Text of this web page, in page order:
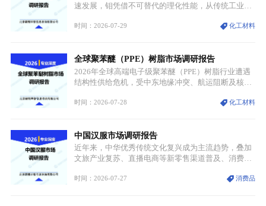
速发展，钼凭借不可替代的理化性能，从传统工业金
需格局重构、价值体系重估的新阶段。钼是典型难熔
贯穿传统工业、高端制造、军工、新能源等多个核心
产业，成为现代工业体系中不可或缺的基础材料。
时间：2026-07-29 化工材料
全球聚苯醚（PPE）树脂市场调研报告
2026年全球高端电子级聚苯醚（PPE）树脂行业遭遇
结构性供给危机，受中东地缘冲突、航运阻断及核心
停产，行业长期维持寡头垄断的供应链格局彻底瓦
价无市”的供给真空，并沿高频覆铜板、PCB电路板向
AI服务器、5G基站等高端电子终端持续传导，全产业
链生产、成本、交付均承受巨大压力。
时间：2026-07-28 化工材料
中国汉服市场调研报告
近年来，中华优秀传统文化复兴成为主流趋势，叠加
文旅产业复苏、直播电商等新零售渠道普及、消费群
服不再局限于传统节日、古风活动等小众场景，逐步
时间：2026-07-27 消费品